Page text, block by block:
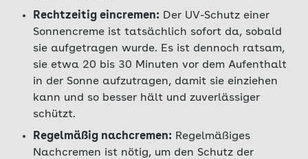
Rechtzeitig eincremen: Der UV-Schutz einer
Sonnencreme ist tatsächlich sofort da, sobald
sie aufgetragen wurde. Es ist dennoch ratsam,
sie etwa 20 bis 30 Minuten vor dem Aufenthalt
in der Sonne aufzutragen, damit sie einziehen
kann und so besser hält und zuverlässiger
schützt.
Regelmäßig nachcremen: Regelmäßiges
Nachcremen ist nötig, um den Schutz der